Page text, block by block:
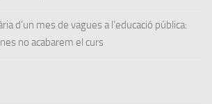
d’un mes de vagues a l’educació pública:
no acabarem el curs